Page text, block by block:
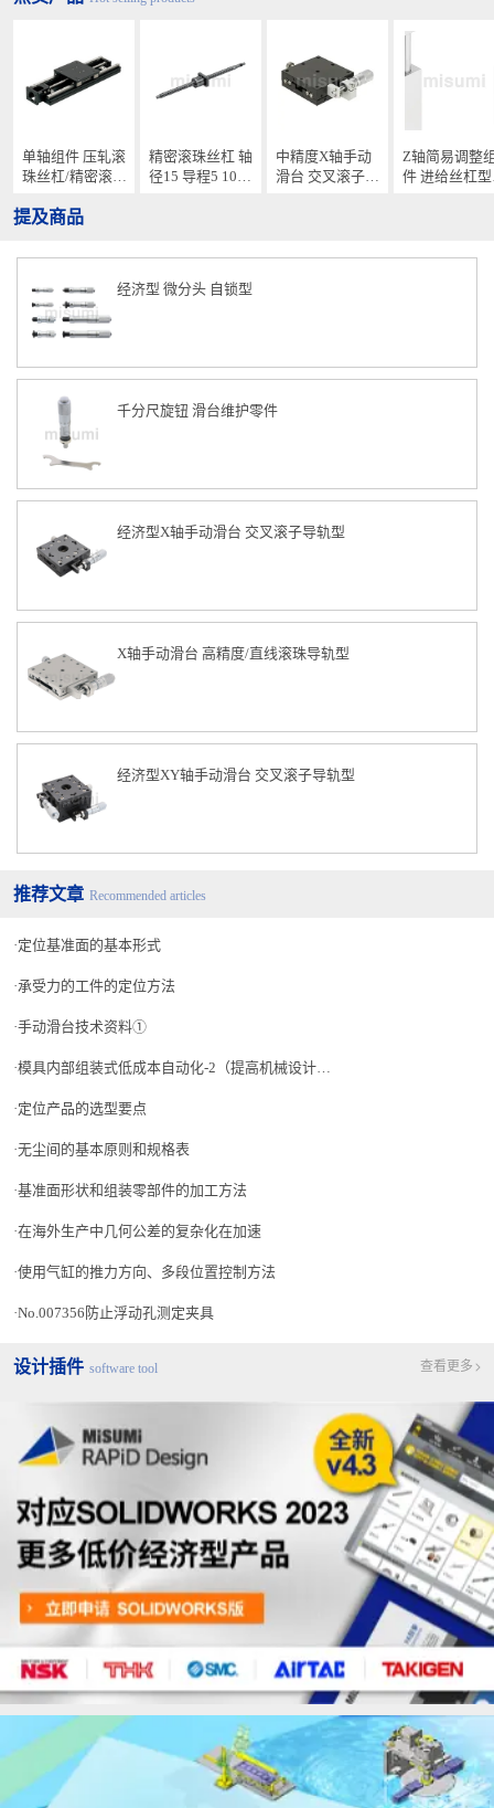
单轴组件 压轧滚
珠丝杠/精密滚珠
精密滚珠丝杠 轴
径15 导程5 10
中精度X轴手动
滑台 交叉滚子导
Z轴简易调整
件 进给丝杠
提及商品
经济型 微分头 自锁型
千分尺旋钮 滑台维护零件
经济型X轴手动滑台 交叉滚子导轨型
X轴手动滑台 高精度/直线滚珠导轨型
经济型XY轴手动滑台 交叉滚子导轨型
推荐文章 Recommended articles
定位基准面的基本形式
承受力的工件的定位方法
手动滑台技术资料①
模具内部组装式低成本自动化-2（提高机械设计人员的生产技术水平 讲座-18）
定位产品的选型要点
无尘间的基本原则和规格表
基准面形状和组装零部件的加工方法
在海外生产中几何公差的复杂化在加速
使用气缸的推力方向、多段位置控制方法
No.007356防止浮动孔测定夹具
设计插件 software tool 查看更多